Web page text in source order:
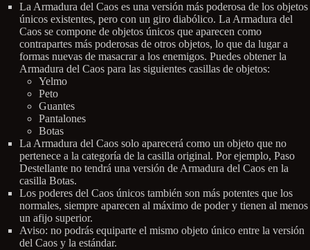
La Armadura del Caos es una versión más poderosa de los objetos
únicos existentes, pero con un giro diabólico. La Armadura del
Caos se compone de objetos únicos que aparecen como
contrapartes más poderosas de otros objetos, lo que da lugar a
formas nuevas de masacrar a los enemigos. Puedes obtener la
Armadura del Caos para las siguientes casillas de objetos:
Yelmo
Peto
Guantes
Pantalones
Botas
La Armadura del Caos solo aparecerá como un objeto que no
pertenece a la categoría de la casilla original. Por ejemplo, Paso
Destellante no tendrá una versión de Armadura del Caos en la
casilla Botas.
Los poderes del Caos únicos también son más potentes que los
normales, siempre aparecen al máximo de poder y tienen al menos
un afijo superior.
Aviso: no podrás equiparte el mismo objeto único entre la versión
del Caos y la estándar.